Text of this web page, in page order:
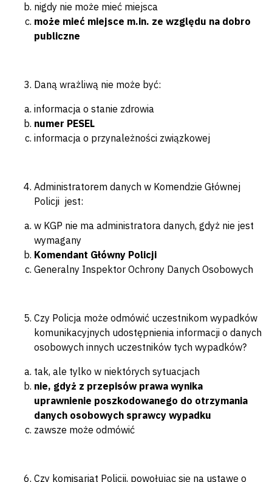
nigdy nie może mieć miejsca
może mieć miejsce m.in. ze względu na dobro
publiczne
Daną wrażliwą nie może być:
informacja o stanie zdrowia
numer PESEL
informacja o przynależności związkowej
Administratorem danych w Komendzie Głównej
Policji jest:
w KGP nie ma administratora danych, gdyż nie jest
wymagany
Komendant Główny Policji
Generalny Inspektor Ochrony Danych Osobowych
Czy Policja może odmówić uczestnikom wypadków
komunikacyjnych udostępnienia informacji o danych
osobowych innych uczestników tych wypadków?
tak, ale tylko w niektórych sytuacjach
nie, gdyż z przepisów prawa wynika
uprawnienie poszkodowanego do otrzymania
danych osobowych sprawcy wypadku
zawsze może odmówić
Czy komisariat Policji, powołując się na ustawę o